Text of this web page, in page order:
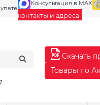
Галерея
Консультация в MAX
контакты и адреса
Скачать
Товары по